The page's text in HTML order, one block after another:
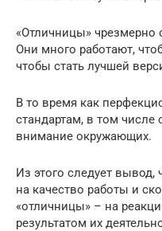
«Отличницы»
Они много работают,
чтобы стать лучшей
В то время как
стандартам, в том числе
внимание окружающих.
Из этого следует
на качество работы и
«отличницы» – на
результатом их